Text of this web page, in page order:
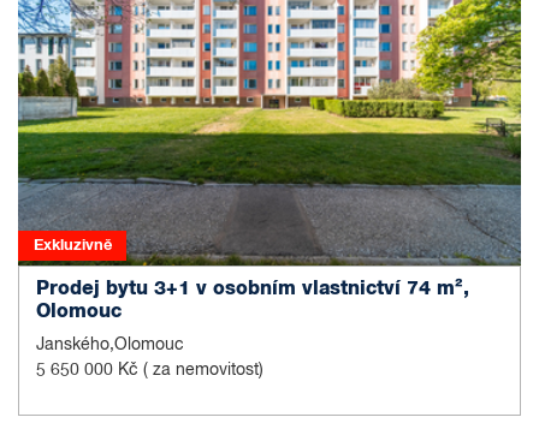
Exkluzivně
Prodej bytu 3+1 v osobním vlastnictví 74 m²,
Olomouc
Janského,Olomouc
5 650 000 Kč ( za nemovitost)